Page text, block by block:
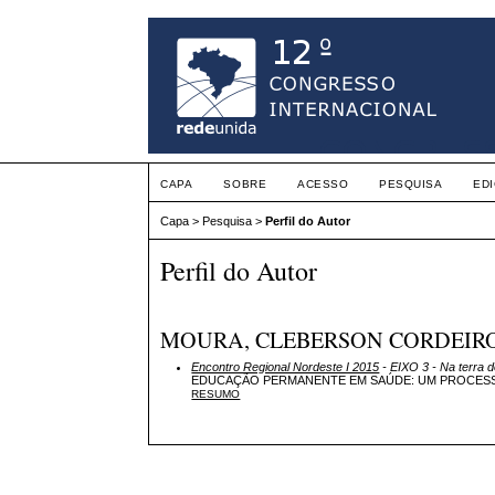
CAPA SOBRE ACESSO PESQUISA
Capa >Pesquisa >Perfil do Autor
Perfil do Autor
MOURA, CLEBERSON
Encontro Regional Nordeste I 2015 - EIXO 3 - Na terra
EDUCAÇÃO PERMANENTE EM SAÚDE: UM
RESUMO